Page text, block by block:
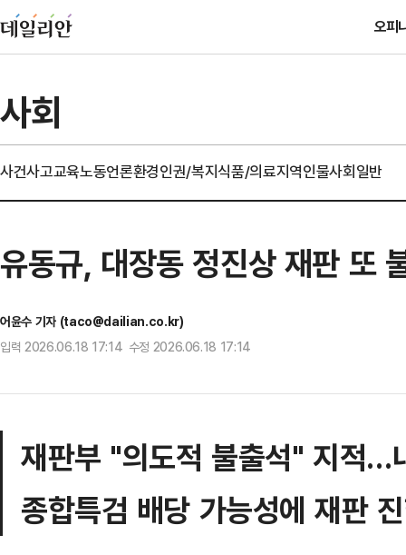
오피
사회
사건사고교육노동언론환경인권/복지식품/의료지역인물사회일반
유동규, 대장동 정진상 재판 또
어윤수 기자 (taco@dailian.co.kr)
입력 2026.06.18 17:14 수정 2026.06.18 17:14
재판부 "의도적 불출석" 지적…
종합특검 배당 가능성에 재판